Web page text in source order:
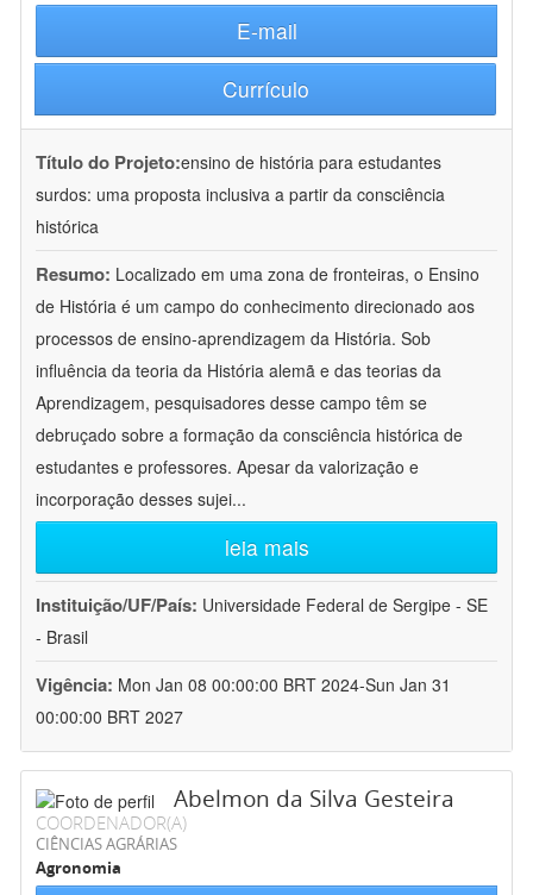
E-mail
Currículo
Título do Projeto:ensino de história para estudantes
surdos: uma proposta inclusiva a partir da consciência
histórica
Resumo: Localizado em uma zona de fronteiras, o Ensino
de História é um campo do conhecimento direcionado aos
processos de ensino-aprendizagem da História. Sob
influência da teoria da História alemã e das teorias da
Aprendizagem, pesquisadores desse campo têm se
debruçado sobre a formação da consciência histórica de
estudantes e professores. Apesar da valorização e
incorporação desses sujei...
leia mais
Instituição/UF/País: Universidade Federal de Sergipe - SE
- Brasil
Vigência: Mon Jan 08 00:00:00 BRT 2024-Sun Jan 31
00:00:00 BRT 2027
Abelmon da Silva Gesteira
COORDENADOR(A)
CIÊNCIAS AGRÁRIAS
Agronomia